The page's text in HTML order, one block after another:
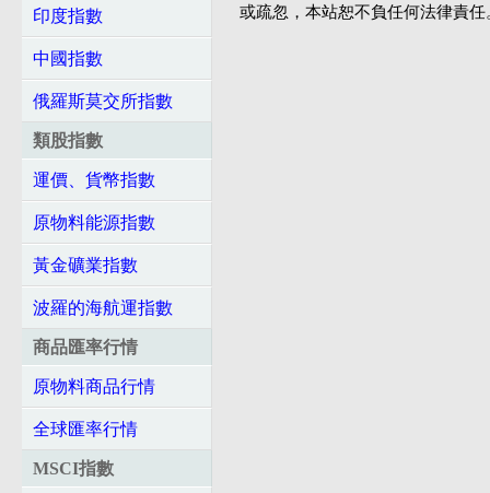
印度指數
中國指數
俄羅斯莫交所指數
類股指數
運價、貨幣指數
原物料能源指數
黃金礦業指數
波羅的海航運指數
商品匯率行情
原物料商品行情
全球匯率行情
MSCI指數
或疏忽，本站恕不負任何法律責任